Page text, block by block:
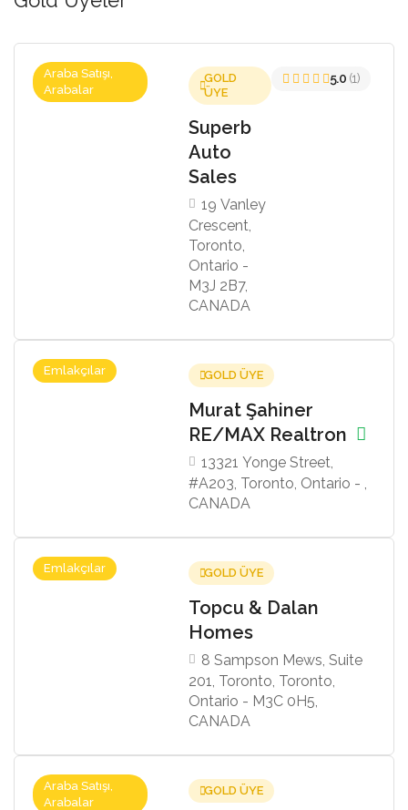
Araba Satışı,
Arabalar
GOLD
ÜYE
Superb
Auto
Sales
19 Vanley
Crescent,
Toronto,
Ontario -
M3J 2B7,
CANADA
5.0 (1)
Emlakçılar GOLD ÜYE
Murat Şahiner
RE/MAX Realtron
13321 Yonge Street,
#A203, Toronto, Ontario - ,
CANADA
Emlakçılar GOLD ÜYE
Topcu & Dalan
Homes
8 Sampson Mews, Suite
201, Toronto, Toronto,
Ontario - M3C 0H5,
CANADA
Araba Satışı,
Arabalar
GOLD ÜYE